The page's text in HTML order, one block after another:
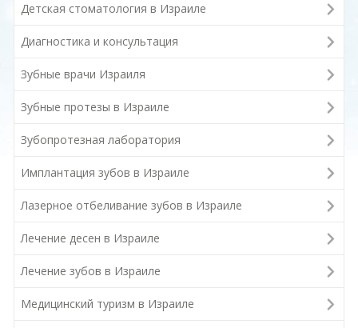
Детская стоматология в Израиле
Диагностика и консультация
Зубные врачи Израиля
Зубные протезы в Израиле
Зубопротезная лаборатория
Имплантация зубов в Израиле
Лазерное отбеливание зубов в Израиле
Лечение десен в Израиле
Лечение зубов в Израиле
Медицинский туризм в Израиле